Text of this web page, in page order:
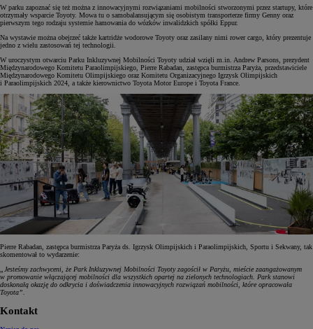
W parku zapoznać się też można z innowacyjnymi rozwiązaniami mobilności stworzonymi przez startupy, które
otrzymały wsparcie Toyoty. Mowa tu o samobalansującym się osobistym transporterze firmy Genny oraz
pierwszym tego rodzaju systemie hamowania do wózków inwalidzkich spółki Eppur.
Na wystawie można obejrzeć także kartridże wodorowe Toyoty oraz zasilany nimi rower cargo, który prezentuje
jedno z wielu zastosowań tej technologii.
W uroczystym otwarciu Parku Inkluzywnej Mobilności Toyoty udział wzięli m.in. Andrew Parsons, prezydent
Międzynarodowego Komitetu Paraolimpijskiego, Pierre Rabadan, zastępca burmistrza Paryża, przedstawiciele
Międzynarodowego Komitetu Olimpijskiego oraz Komitetu Organizacyjnego Igrzysk Olimpijskich
i Paraolimpijskich 2024, a także kierownictwo Toyota Motor Europe i Toyota France.
Pierre Rabadan, zastępca burmistrza Paryża ds. Igrzysk Olimpijskich i Paraolimpijskich, Sportu i Sekwany, tak
skomentował to wydarzenie:
„Jesteśmy zachwyceni, że Park Inkluzywnej Mobilności Toyoty zagościł w Paryżu, mieście zaangażowanym
w promowanie włączającej mobilności dla wszystkich opartej na zielonych technologiach. Park stanowi
doskonałą okazję do odkrycia i doświadczenia innowacyjnych rozwiązań mobilności, które opracowała
Toyota”.
Kontakt